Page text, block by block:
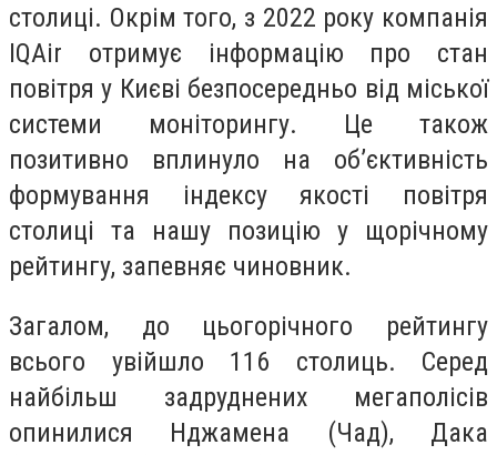
столиці. Окрім того, з 2022 року компанія
IQAir отримує інформацію про стан
повітря у Києві безпосередньо від міської
системи моніторингу. Це також
позитивно вплинуло на об’єктивність
формування індексу якості повітря
столиці та нашу позицію у щорічному
рейтингу, запевняє чиновник.
Загалом, до цьогорічного рейтингу
всього увійшло 116 столиць. Серед
найбільш задруднених мегаполісів
опинилися Нджамена (Чад), Дака